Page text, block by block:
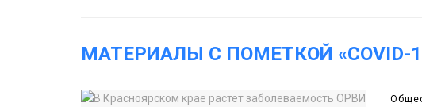
МАТЕРИАЛЫ С ПОМЕТКОЙ «COVID-